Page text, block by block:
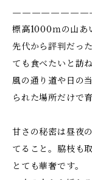
標高1000ｍの山あ
先代から評判だっ
ても食べたいと訪
風の通り道や日の
られた場所だけで
甘さの秘密は昼夜
てること。脇枝も
とても華奢です。